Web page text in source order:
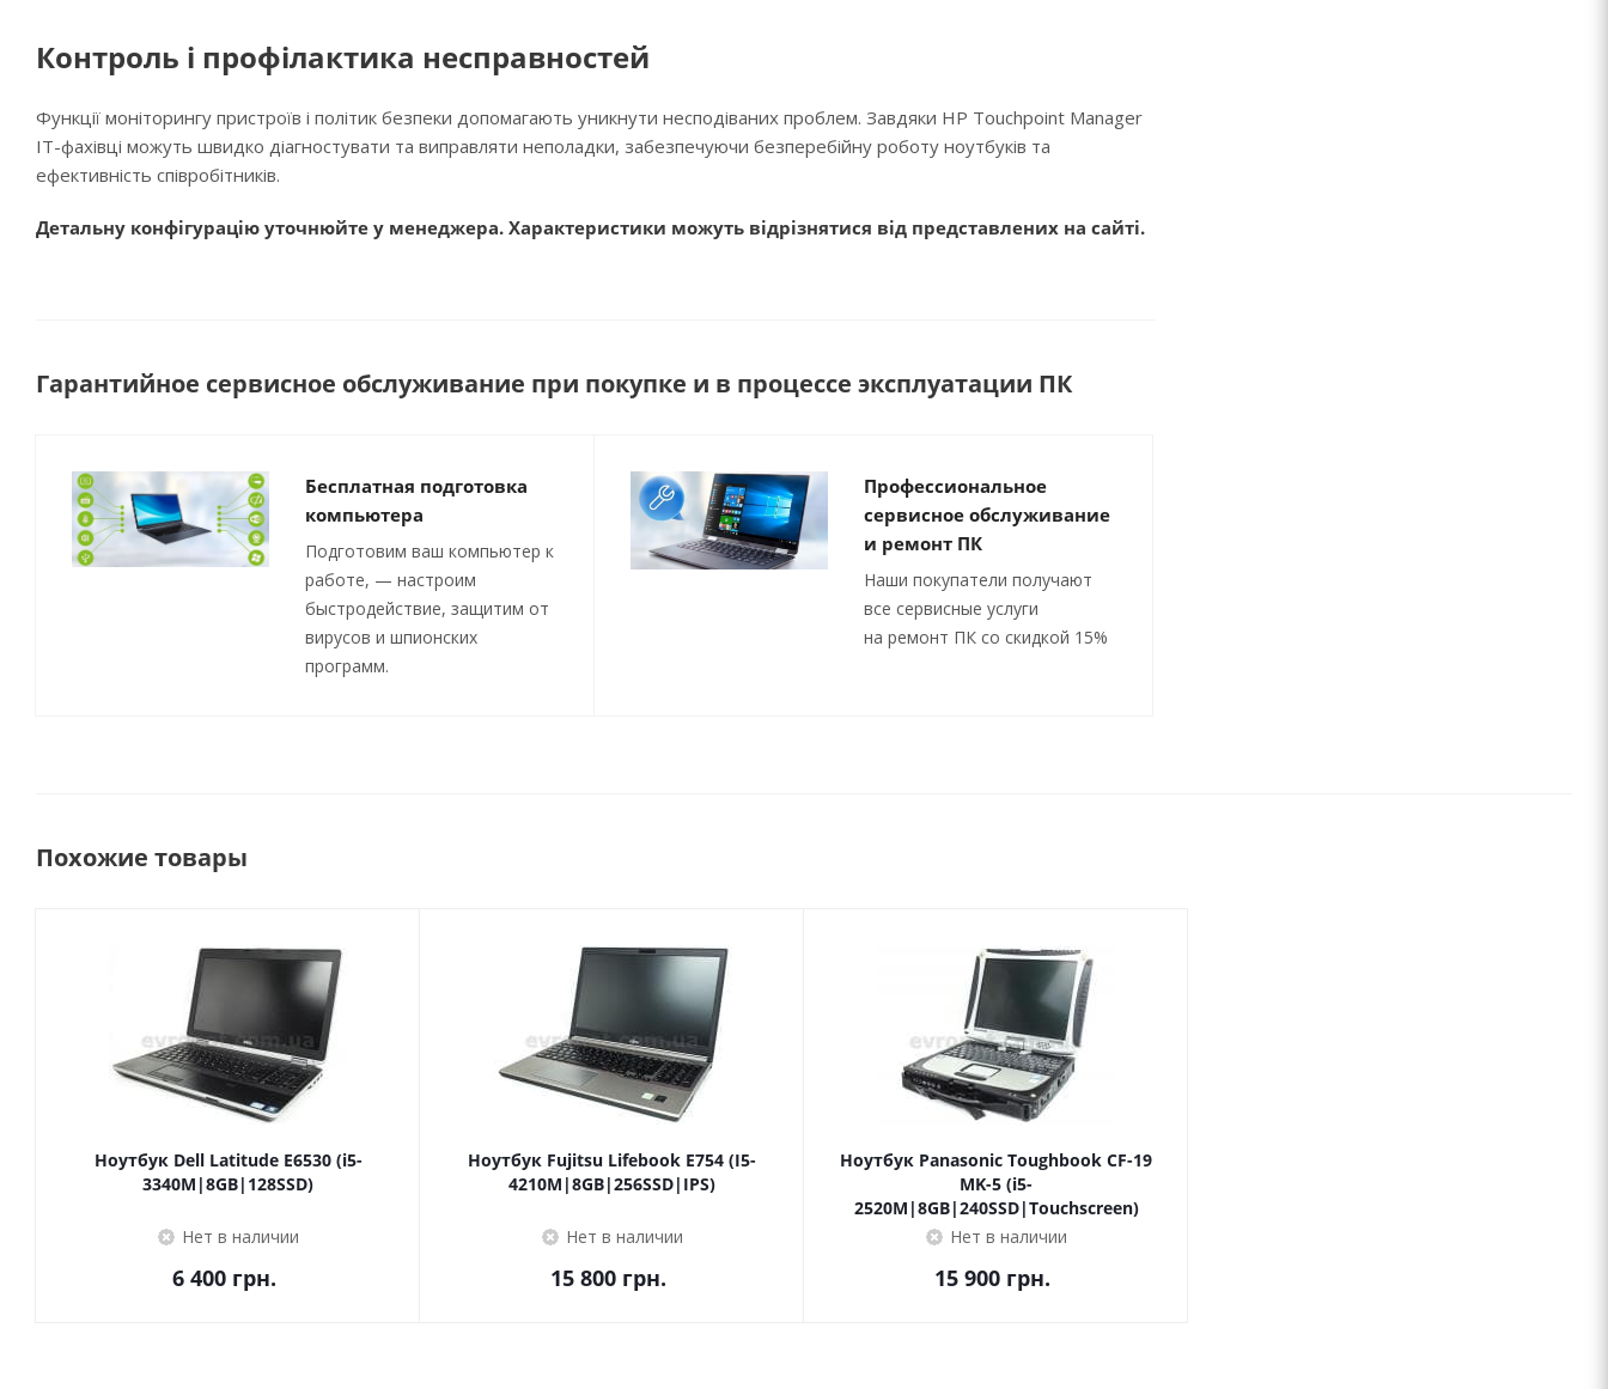
Контроль і профілактика несправностей
Функції моніторингу пристроїв і політик безпеки допомагають уникнути несподіваних проблем. Завдяки HP Touchpoint Manager
ІТ-фахівці можуть швидко діагностувати та виправляти неполадки, забезпечуючи безперебійну роботу ноутбуків та
ефективність співробітників.
Детальну конфігурацію уточнюйте у менеджера. Характеристики можуть відрізнятися від представлених на сайті.
Гарантийное сервисное обслуживание при покупке и в процессе эксплуатации ПК
Бесплатная подготовка
компьютера
Подготовим ваш компьютер к
работе, — настроим
быстродействие, защитим от
вирусов и шпионских
программ.
Профессиональное
сервисное обслуживание
и ремонт ПК
Наши покупатели получают
все сервисные услуги
на ремонт ПК со скидкой 15%
Похожие товары
Ноутбук Dell Latitude E6530 (i5-
3340M|8GB|128SSD)
Нет в наличии
6 400грн.
Ноутбук Fujitsu Lifebook E754 (I5-
4210M|8GB|256SSD|IPS)
Нет в наличии
15 800грн.
Ноутбук Panasonic Toughbook CF-19
MK-5 (i5-
2520M|8GB|240SSD|Touchscreen)
Нет в наличии
15 900грн.